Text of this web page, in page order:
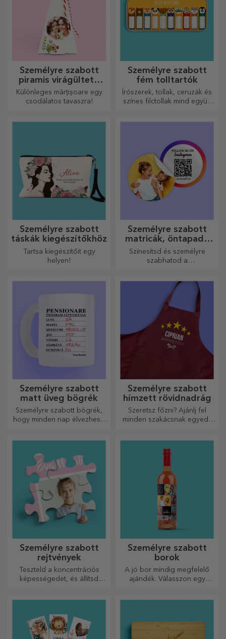
Személyre szabott
piramis virágültető
készletek
Különleges mărțișoare egy
csodálatos tavaszra!
Személyre szabott
fém tolltartók
Írószerek, tollak, ceruzák és
színes filctollak mind együtt
Személyre szabott
táskák kiegészítőkhöz
Tartsa kiegészítőit egy
helyen!
Személyre szabott
matricák, öntapadó
címkék
Színesítsd és személyre
szabhatod a
Személyre szabott
matt üveg bögrék
Személyre szabott bögrék,
hogy minden nap élvezhesd
Személyre szabott
hímzett rövidnadrág
Szeretsz főzni? Ajánlj fel
minden szakácsnak egyedi,
Személyre szabott
rejtvények
Teszteld a koncentrációs
képességedet, és állítsd
Személyre szabott
borok
A jó bor mindig megfelelő
ajándék. Válasszon egy